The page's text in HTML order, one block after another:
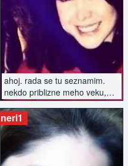
ahoj. rada se tu seznamim.
nekdo priblizne meho veku,
kdo ma rad dobrou zabavu a
neni uplnej nesportovec..
ZOBRAZIT INZERÁT
neri1